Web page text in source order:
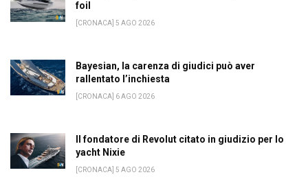
foil
[CRONACA] 5 AGO 2026
Bayesian, la carenza di giudici può aver
rallentato l’inchiesta
[CRONACA] 6 AGO 2026
Il fondatore di Revolut citato in giudizio per lo
yacht Nixie
[CRONACA] 5 AGO 2026